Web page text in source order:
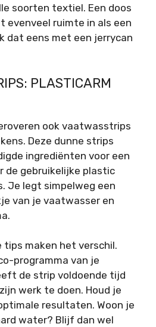
soorten textiel. Een doos
evenveel ruimte in als een
dat eens met een jerrycan
PLASTICARM
ook vaatwasstrips
Deze dunne strips
ingrediënten voor een
de gebruikelijke plastic
Je legt simpelweg een
van je vaatwasser en
tips maken het verschil.
programma van je
de strip voldoende tijd
werk te doen. Houd je
resultaten. Woon je
water? Blijf dan wel